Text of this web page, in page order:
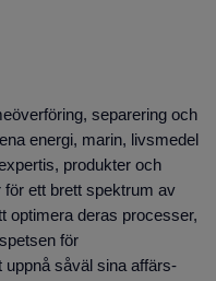
separering och
energi, marin, livsmedel
produkter och
ett brett spektrum av
optimera deras processer,
för
såväl sina affärs-